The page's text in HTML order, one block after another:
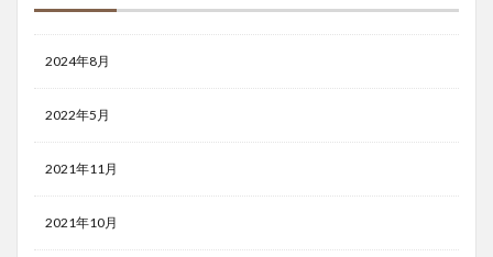
2024年8月
2022年5月
2021年11月
2021年10月